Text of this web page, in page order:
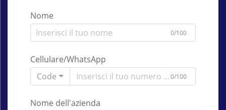
Nome
0/100
Cellulare/WhatsApp
Code
0/100
Nome dell'azienda